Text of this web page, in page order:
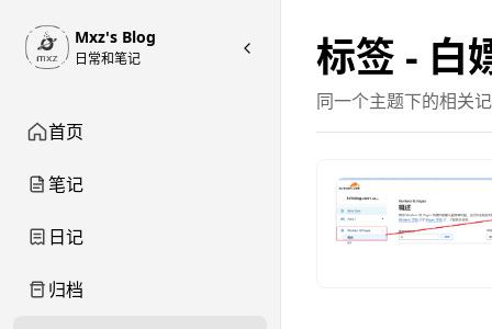
标签 - 白
同一个主题下的相关
Mxz's Blog
日常和笔记
首页
笔记
日记
归档